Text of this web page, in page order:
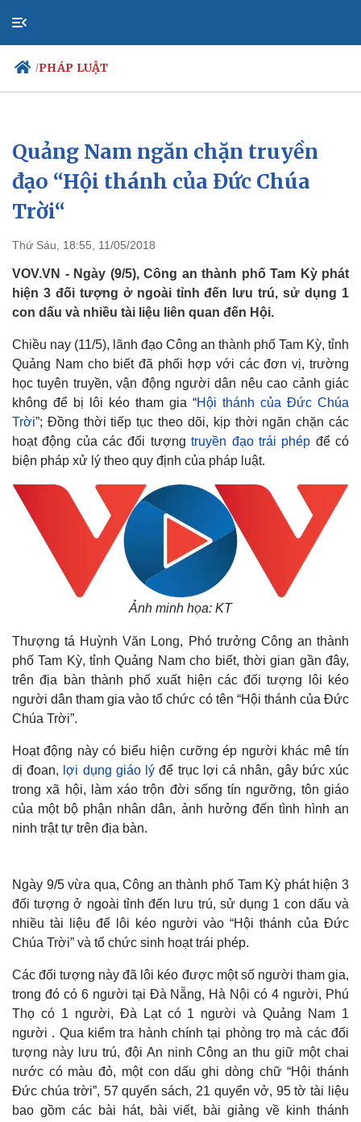
/PHÁP LUẬT
Chính trị
Đảng
Tổ chức nhân sự
Quốc hội
Quảng Nam ngăn chặn truyền
đạo “Hội thánh của Đức Chúa
Trời“
Thứ Sáu, 18:55, 11/05/2018
VOV.VN - Ngày (9/5), Công an thành phố Tam Kỳ phát
hiện 3 đối tượng ở ngoài tỉnh đến lưu trú, sử dụng 1
con dấu và nhiều tài liệu liên quan đến Hội.
Chiều nay (11/5), lãnh đạo Công an thành phố Tam Kỳ, tỉnh
Quảng Nam cho biết đã phối hợp với các đơn vị, trường
học tuyên truyền, vận động người dân nêu cao cảnh giác
không để bị lôi kéo tham gia “Hội thánh của Đức Chúa
Trời”; Đồng thời tiếp tục theo dõi, kịp thời ngăn chặn các
hoạt động của các đối tượngtruyền đạo trái phép để có
biện pháp xử lý theo quy định của pháp luật.
Ảnh minh họa: KT
Thượng tá Huỳnh Văn Long, Phó trưởng Công an thành
phố Tam Kỳ, tỉnh Quảng Nam cho biết, thời gian gần đây,
trên địa bàn thành phố xuất hiện các đối tượng lôi kéo
người dân tham gia vào tổ chức có tên “Hội thánh của Đức
Chúa Trời”.
Hoạt động này có biểu hiện cưỡng ép người khác mê tín
dị đoan, lợi dụng giáo lý để trục lợi cá nhân, gây bức xúc
trong xã hội, làm xáo trộn đời sống tín ngưỡng, tôn giáo
của một bộ phận nhân dân, ảnh hưởng đến tình hình an
ninh trật tự trên địa bàn.
Ngày 9/5 vừa qua, Công an thành phố Tam Kỳ phát hiện 3
đối tượng ở ngoài tỉnh đến lưu trú, sử dụng 1 con dấu và
nhiều tài liệu để lôi kéo người vào “Hội thánh của Đức
Chúa Trời” và tổ chức sinh hoạt trái phép.
Các đối tượng này đã lôi kéo được một số người tham gia,
trong đó có 6 người tại Đà Nẵng, Hà Nội có 4 người, Phú
Thọ có 1 người, Đà Lạt có 1 người và Quảng Nam 1
người . Qua kiểm tra hành chính tại phòng trọ mà các đối
tượng này lưu trú, đội An ninh Công an thu giữ một chai
nước có màu đỏ, một con dấu ghi dòng chữ “Hội thánh
Đức chúa trời”, 57 quyển sách, 21 quyển vở, 95 tờ tài liệu
bao gồm các bài hát, bài viết, bài giảng về kinh thánh